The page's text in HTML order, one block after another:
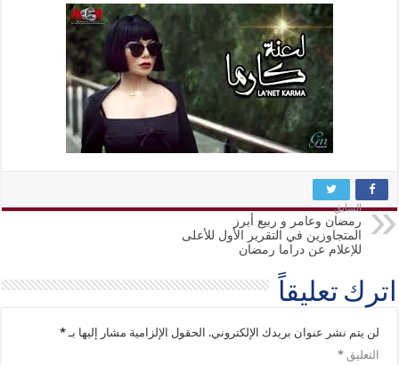
السابق
رمضان وعامر و ربيع أبرز
المتجاوزين في التقرير الأول للأعلى
للإعلام عن دراما رمضان
اترك تعليقاً
لن يتم نشر عنوان بريدك الإلكتروني. الحقول الإلزامية مشار إليها بـ*
التعليق*